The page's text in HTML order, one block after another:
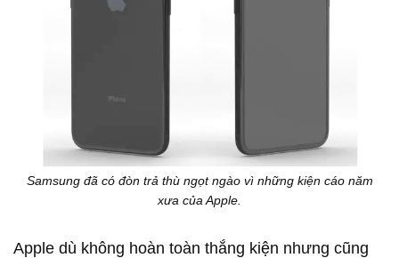
Samsung đã có đòn trả thù ngọt ngào vì những kiện cáo năm
xưa của Apple.
Apple dù không hoàn toàn thắng kiện nhưng cũng